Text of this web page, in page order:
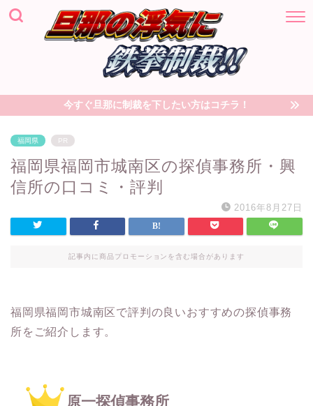
今すぐ旦那に制裁を下したい方はコチラ！
福岡県 PR
福岡県福岡市城南区の探偵事務所・興
信所の口コミ・評判
2016年8月27日
記事内に商品プロモーションを含む場合があります
福岡県福岡市城南区で評判の良いおすすめの探偵事務
所をご紹介します。
原一探偵事務所